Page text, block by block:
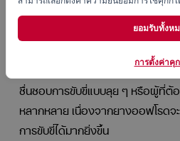
ยางออฟโรดจะมีโครงสร้าง
ทั่วไป เพื่อให้ทนทานต่อการใ
ดังนั้น ยางออฟโรดจึงเป็นประเภทย
ชื่นชอบการขับขี่แบบลุย ๆ หรือผู้ที่ต้
หลากหลาย เนื่องจากยางออฟโรด
การขับขี่ได้มากยิ่งขึ้น
ยอมรับทั้งห
การตั้งค่าคุ